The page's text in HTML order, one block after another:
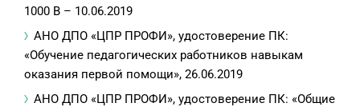
1000 В – 10.06.2019
АНО ДПО «ЦПР ПРОФИ», удостоверение ПК:
«Обучение педагогических работников навыкам
оказания первой помощи», 26.06.2019
АНО ДПО «ЦПР ПРОФИ», удостоверение ПК: «Общие